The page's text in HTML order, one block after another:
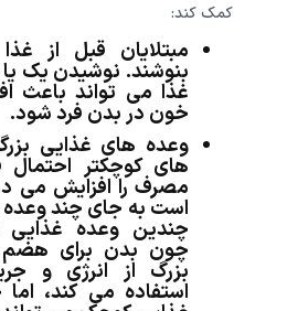
کمک کند:
مبتلایان قبل از
بنوشند. نوشیدن یک یا
غذا می تواند باعث
خون در بدن فرد شود.
وعده های غذایی
های کوچکتر
مصرف را افزایش می
است به جای چند وعده
چندین وعده
چون بدن برای
بزرگ از انرژی و
استفاده می کند،